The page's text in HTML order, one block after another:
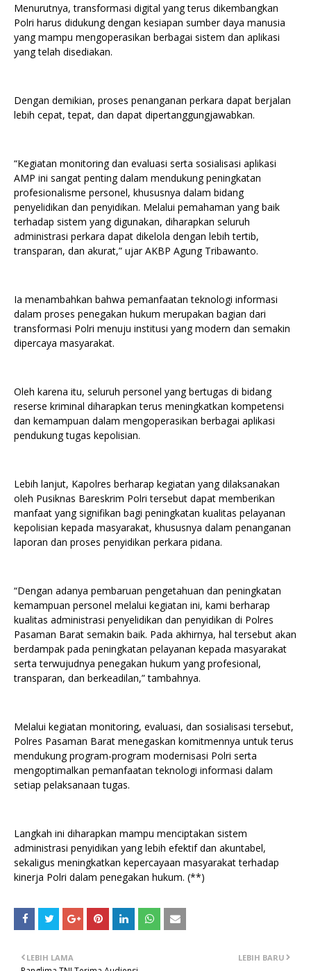
Menurutnya, transformasi digital yang terus dikembangkan
Polri harus didukung dengan kesiapan sumber daya manusia
yang mampu mengoperasikan berbagai sistem dan aplikasi
yang telah disediakan.
Dengan demikian, proses penanganan perkara dapat berjalan
lebih cepat, tepat, dan dapat dipertanggungjawabkan.
“Kegiatan monitoring dan evaluasi serta sosialisasi aplikasi
AMP ini sangat penting dalam mendukung peningkatan
profesionalisme personel, khususnya dalam bidang
penyelidikan dan penyidikan. Melalui pemahaman yang baik
terhadap sistem yang digunakan, diharapkan seluruh
administrasi perkara dapat dikelola dengan lebih tertib,
transparan, dan akurat,” ujar AKBP Agung Tribawanto.
Ia menambahkan bahwa pemanfaatan teknologi informasi
dalam proses penegakan hukum merupakan bagian dari
transformasi Polri menuju institusi yang modern dan semakin
dipercaya masyarakat.
Oleh karena itu, seluruh personel yang bertugas di bidang
reserse kriminal diharapkan terus meningkatkan kompetensi
dan kemampuan dalam mengoperasikan berbagai aplikasi
pendukung tugas kepolisian.
Lebih lanjut, Kapolres berharap kegiatan yang dilaksanakan
oleh Pusiknas Bareskrim Polri tersebut dapat memberikan
manfaat yang signifikan bagi peningkatan kualitas pelayanan
kepolisian kepada masyarakat, khususnya dalam penanganan
laporan dan proses penyidikan perkara pidana.
“Dengan adanya pembaruan pengetahuan dan peningkatan
kemampuan personel melalui kegiatan ini, kami berharap
kualitas administrasi penyelidikan dan penyidikan di Polres
Pasaman Barat semakin baik. Pada akhirnya, hal tersebut akan
berdampak pada peningkatan pelayanan kepada masyarakat
serta terwujudnya penegakan hukum yang profesional,
transparan, dan berkeadilan,” tambahnya.
Melalui kegiatan monitoring, evaluasi, dan sosialisasi tersebut,
Polres Pasaman Barat menegaskan komitmennya untuk terus
mendukung program-program modernisasi Polri serta
mengoptimalkan pemanfaatan teknologi informasi dalam
setiap pelaksanaan tugas.
Langkah ini diharapkan mampu menciptakan sistem
administrasi penyidikan yang lebih efektif dan akuntabel,
sekaligus meningkatkan kepercayaan masyarakat terhadap
kinerja Polri dalam penegakan hukum. (**)
LEBIH BARU
LEBIH LAMA